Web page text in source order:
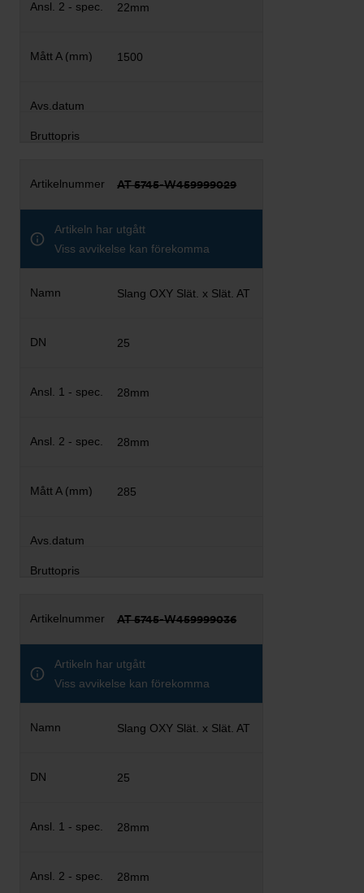
22mm
1500
AT 5745-W459999029
Artikeln har utgått
Viss avvikelse kan förekomma
Slang OXY Slät. x Slät. AT
25
28mm
28mm
285
AT 5745-W459999036
Artikeln har utgått
Viss avvikelse kan förekomma
Slang OXY Slät. x Slät. AT
25
28mm
28mm